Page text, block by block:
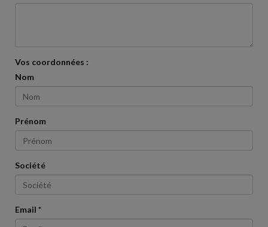
Vos coordonnées :
Nom
Prénom
Société
Email *